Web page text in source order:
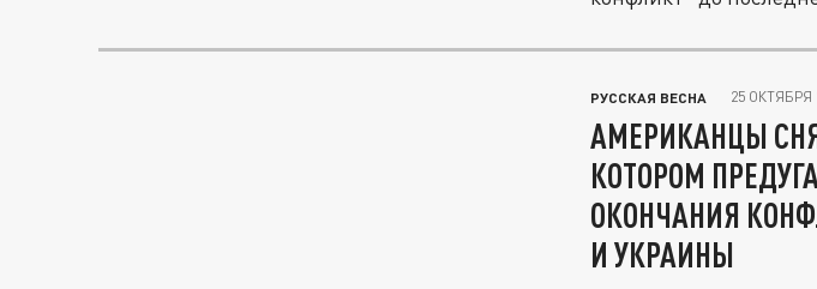
РУССКАЯ ВЕСНА 25 ОКТЯБРЯ
АМЕРИКАНЦЫ
КОТОРОМ
ОКОНЧАНИЯ
И УКРАИНЫ